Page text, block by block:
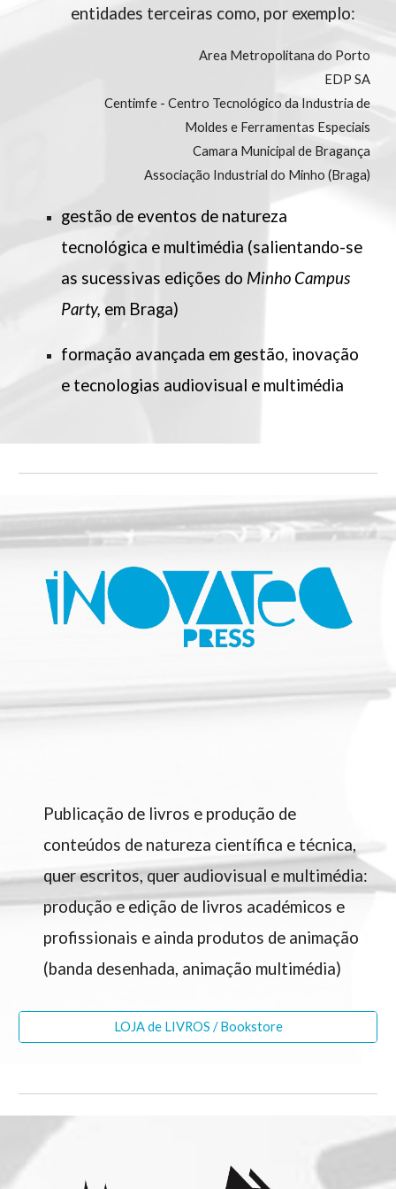
entidades terceiras como, por exemplo:
Area Metropolitana do Porto
EDP SA
Centimfe - Centro Tecnológico da Industria de
Moldes e Ferramentas Especiais
Camara Municipal de Bragança
Associação Industrial do Minho (Braga)
gestão de eventos de natureza
tecnológica e multimédia (salientando-se
as sucessivas edições do Minho Campus
Party, em Braga)
formação avançada em gestão, inovação
e tecnologias audiovisual e multimédia
Publicação de livros e produção de
conteúdos de natureza científica e técnica,
quer escritos, quer audiovisual e multimédia:
produção e edição de livros académicos e
profissionais e ainda produtos de animação
(banda desenhada, animação multimédia)
LOJA de LIVROS / Bookstore